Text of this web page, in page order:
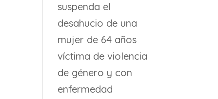
suspenda el
desahucio de una
mujer de 64 años
víctima de violencia
de género y con
enfermedad